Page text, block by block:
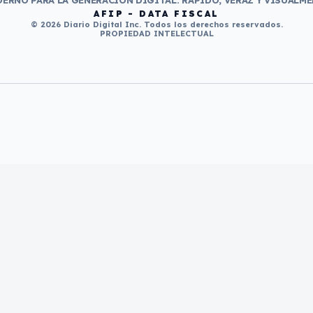
AFIP - DATA FISCAL
© 2026 Diario Digital Inc. Todos los derechos reservados.
PROPIEDAD INTELECTUAL